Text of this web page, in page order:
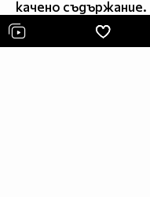
качено съдържание.